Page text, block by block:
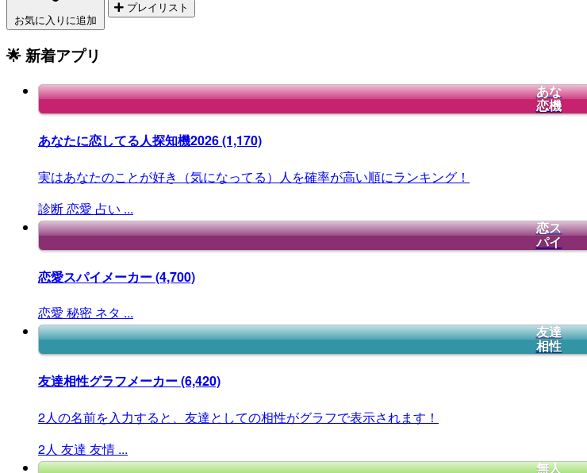
お気に入りに追加
プレイリスト
🌟 新着アプリ
あな
恋機
あなたに恋してる人探知機2026(1,170)
実はあなたのことが好き（気になってる）人を確率が高い順にランキング！
診断恋愛 占い ...
恋ス
パイ
恋愛スパイメーカー(4,700)
恋愛 秘密 ネタ ...
友達
相性
友達相性グラフメーカー(6,420)
2人の名前を入力すると、友達としての相性がグラフで表示されます！
2人 友達 友情 ...
無人